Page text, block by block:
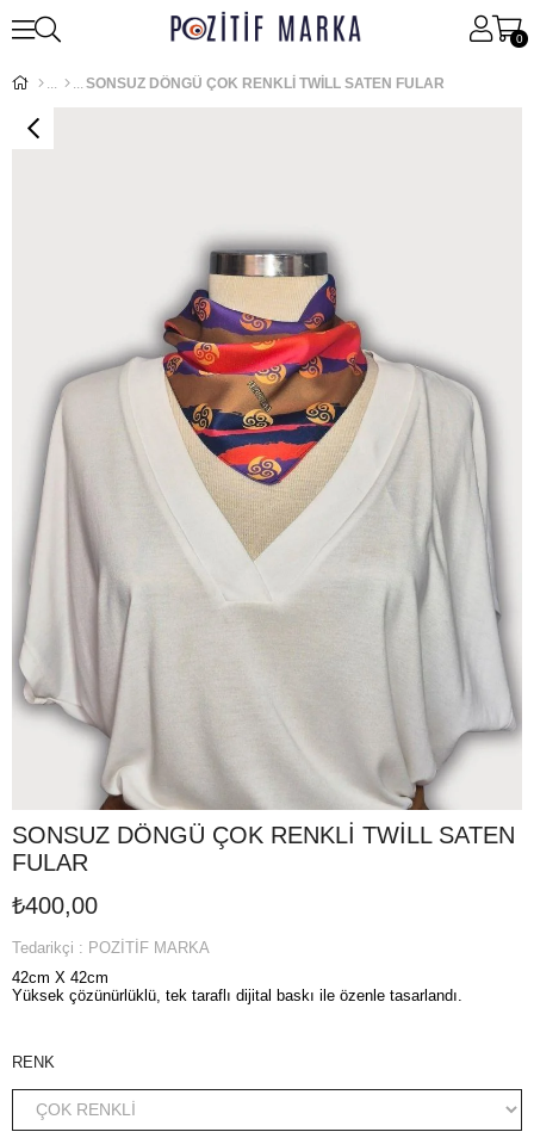
0
SONSUZ DÖNGÜ ÇOK RENKLİ TWİLL SATEN FULAR
SONSUZ DÖNGÜ ÇOK RENKLİ TWİLL SATEN
FULAR
₺400,00
Tedarikçi : POZİTİF MARKA
42cm X 42cm
Yüksek çözünürlüklü, tek taraflı dijital baskı ile özenle tasarlandı.
RENK